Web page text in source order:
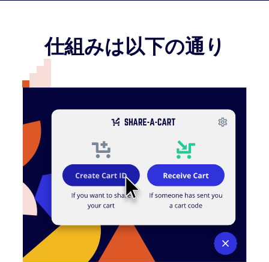
仕組みは以下の通り